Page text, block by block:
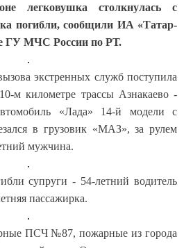
легковушка столкнулась с
погибли, сообщили ИА «Татар-
ГУ МЧС России по РТ.
экстренных служб поступила
м километре трассы Азнакаево -
«Лада» 14-й модели с
в грузовик «МАЗ», за рулем
мужчина.
супруги - 54-летний водитель
пассажирка.
ПСЧ №87, пожарные из города